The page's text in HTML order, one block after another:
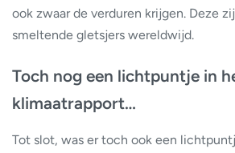
ook zwaar de verduren krijgen. Deze
smeltende gletsjers wereldwijd.
Toch nog een lichtpuntje in
klimaatrapport…
Tot slot, was er toch ook een